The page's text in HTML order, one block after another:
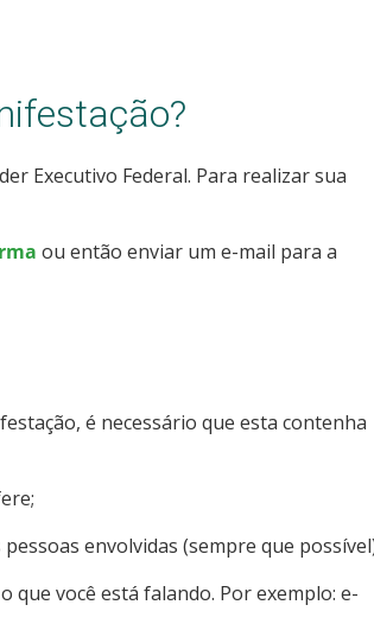
Executivo Federal. Para realizar sua
ou então enviar um e-mail para a
é necessário que esta contenha
envolvidas (sempre que
você está falando. Por exemplo: e-